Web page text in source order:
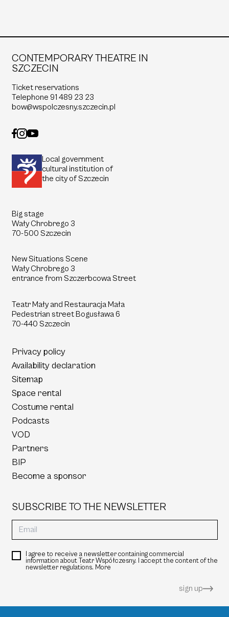
CONTEMPORARY THEATRE IN
SZCZECIN
Ticket reservations
Telephone 91 489 23 23
bow@wspolczesny.szczecin.pl
Local government
cultural institution of
the city of Szczecin
Big stage
Wały Chrobrego 3
70-500 Szczecin
New Situations Scene
Wały Chrobrego 3
entrance from Szczerbcowa Street
Teatr Mały and Restauracja Mała
Pedestrian streetBogusława 6
70-440 Szczecin
Privacy policy
Availability declaration
Sitemap
Space rental
Costume rental
Podcasts
VOD
Partners
BIP
Become a sponsor
SUBSCRIBE TO THE NEWSLETTER
I agree to receive a newsletter containing commercial
information about Teatr Współczesny. I accept the content of the
newsletter regulations. More
sign up